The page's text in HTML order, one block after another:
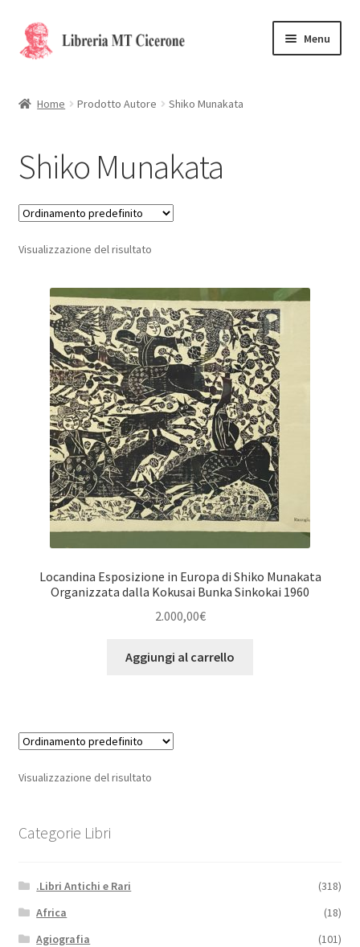
Vai
alla
Vai
al
Menu
La Storia
Contattaci
Cassa
Carrello
Privacy Policy
Home Prodotto Autore Shiko Munakata
Shiko Munakata
Visualizzazione del risultato
Locandina Esposizione in Europa di Shiko Munakata
Organizzata dalla Kokusai Bunka Sinkokai 1960
2.000,00€
Aggiungi al carrello
Visualizzazione del risultato
Categorie Libri
.Libri Antichi e Rari
(318)
Africa
(18)
Agiografia
(101)